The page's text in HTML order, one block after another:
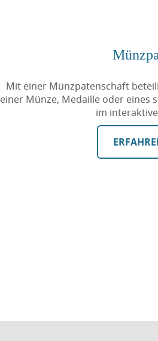
Mit einer Münzpatenschaft
einer Münze, Medaille oder eines
im